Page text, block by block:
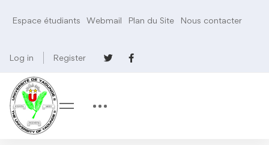
Espace étudiants Webmail Plan du Site Nous contacter
Log in Register